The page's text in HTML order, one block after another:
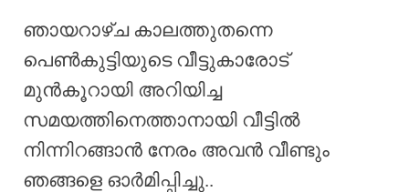
ഞായറാഴ്ച കാലത്തുതന്നെ
പെൺകുട്ടിയുടെ വീട്ടുകാരോട്
മുൻകൂറായി അറിയിച്ച
സമയത്തിനെത്താനായി വീട്ടിൽ
നിന്നിറങ്ങാൻ നേരം അവൻ വീണ്ടും
ഞങ്ങളെ ഓർമിപ്പിച്ചു..